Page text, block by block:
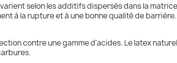
selon les additifs dispersés dans la
à la rupture et à une bonne qualité de
contre une gamme d'acides. Le latex